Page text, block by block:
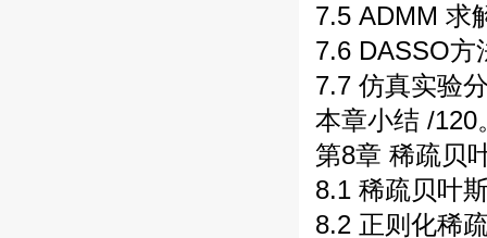
7.5 ADMM 求
7.6 DASSO方
7.7 仿真实验
本章小结 /120
第8章 稀疏贝
8.1 稀疏贝叶
8.2 正则化稀